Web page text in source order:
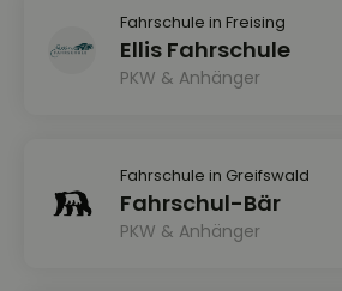
Fahrschule in Freising
Ellis Fahrschule
PKW & Anhänger
Fahrschule in Greifswald
Fahrschul-Bär
PKW & Anhänger